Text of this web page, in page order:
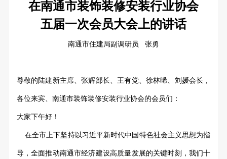
在南通市装饰装修安装行业协会
五届一次会员大会上的讲话
南通市住建局副调研员 张勇
尊敬的陆建新主席、张辉部长 王有党、徐林晞、刘媛会长，
各位来宾、南通市装饰装修安装行业协会的会员们 ：
大家下午好！
在全市上下坚持以习近平新时代中国特色社会主义思想为指
导，全面推动南通市经济建设高质量发展的关键时刻，我们十